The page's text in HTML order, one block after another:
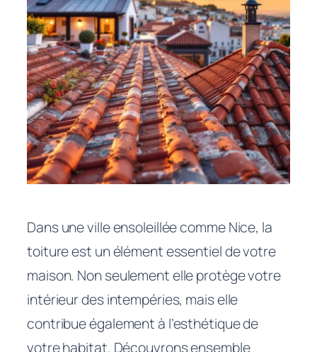
Dans une ville ensoleillée comme Nice, la
toiture est un élément essentiel de votre
maison. Non seulement elle protège votre
intérieur des intempéries, mais elle
contribue également à l’esthétique de
votre habitat. Découvrons ensemble